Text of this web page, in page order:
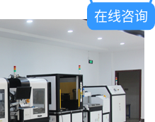
在线咨询